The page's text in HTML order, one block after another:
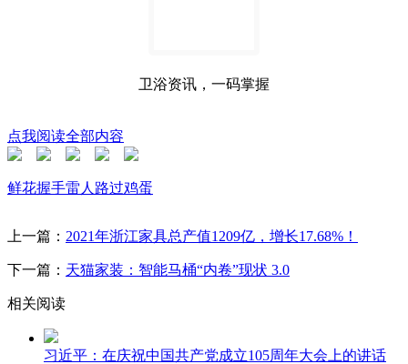
卫浴资讯，一码掌握
点我阅读全部内容
鲜花握手雷人 路过鸡蛋
上一篇： 2021年浙江家具总产值1209亿，增长17.68%！
下一篇： 天猫家装：智能马桶“内卷”现状 3.0
相关阅读
习近平：在庆祝中国共产党成立105周年大会上的讲话